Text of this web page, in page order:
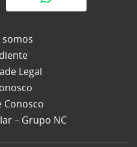
somos
Legal
Conosco
– Grupo NC